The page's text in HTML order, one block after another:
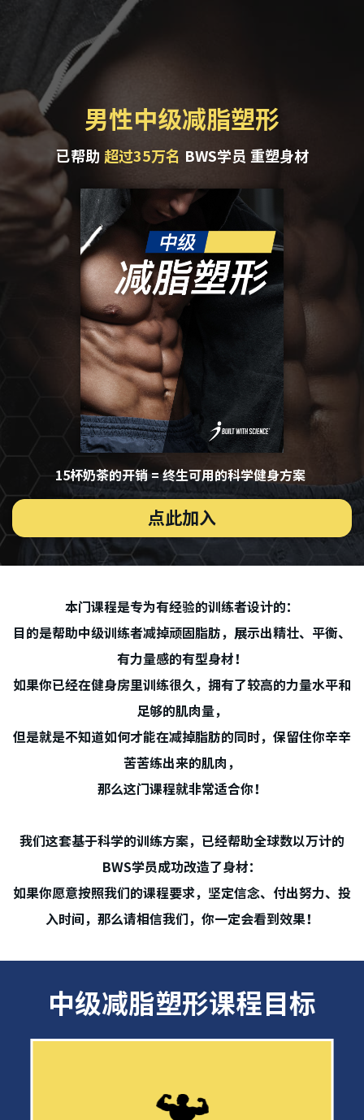
男性中级减脂塑形
已帮助 超过35万名 BWS学员 重塑身材
15杯奶茶的开销 = 终生可用的科学健身方案
点此加入
本门课程是专为有经验的训练者设计的：
目的是帮助中级训练者减掉顽固脂肪，展示出精壮、平衡、
有力量感的有型身材！
如果你已经在健身房里训练很久，拥有了较高的力量水平和
足够的肌肉量，
但是就是不知道如何才能在减掉脂肪的同时，保留住你辛辛
苦苦练出来的肌肉，
那么这门课程就非常适合你！
我们这套基于科学的训练方案，已经帮助全球数以万计的
BWS学员成功改造了身材：
如果你愿意按照我们的课程要求，坚定信念、付出努力、投
入时间，那么请相信我们，你一定会看到效果！
中级减脂塑形课程目标